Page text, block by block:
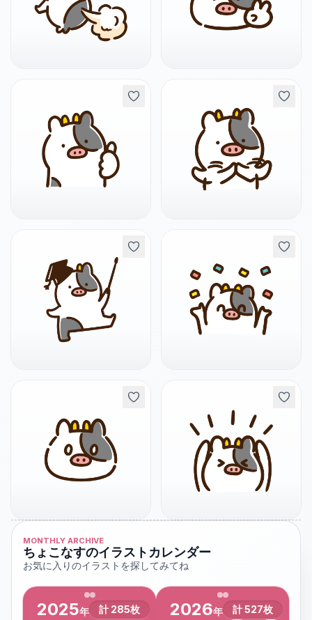
MONTHLY ARCHIVE
ちょこなすのイラストカレンダー
お気に入りのイラストを探してみてね
2025年 計 285枚 2026年 計527枚